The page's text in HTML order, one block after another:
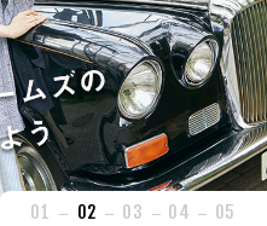
01 02 03 04 05